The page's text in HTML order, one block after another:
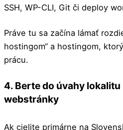
SSH, WP-CLI, Git či deploy
Práve tu sa začína lámať
hostingom“ a hostingom,
prácu.
4. Berte do úvahy
webstránky
Ak cielite primárne na